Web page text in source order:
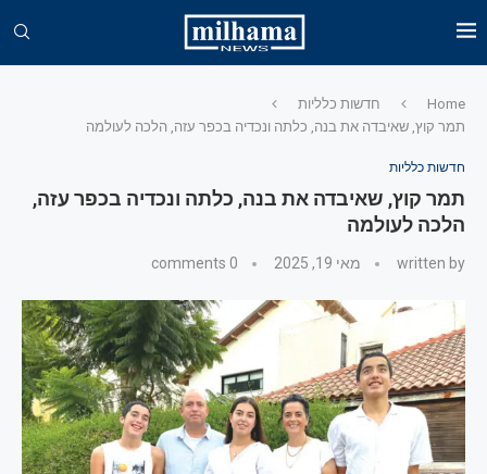
Home
חדשות כלליות
תמר קוץ, שאיבדה את בנה, כלתה ונכדיה בכפר עזה, הלכה לעולמה
חדשות כלליות
תמר קוץ, שאיבדה את בנה, כלתה ונכדיה בכפר עזה,
הלכה לעולמה
written by מאי 19, 2025 0 comments